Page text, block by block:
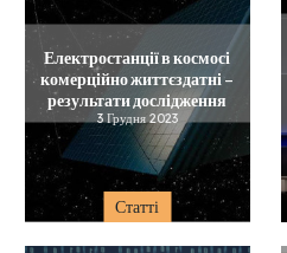
Статті
Електростанції в космосі
комерційно життєздатні –
результати дослідження
3 Грудня 2023